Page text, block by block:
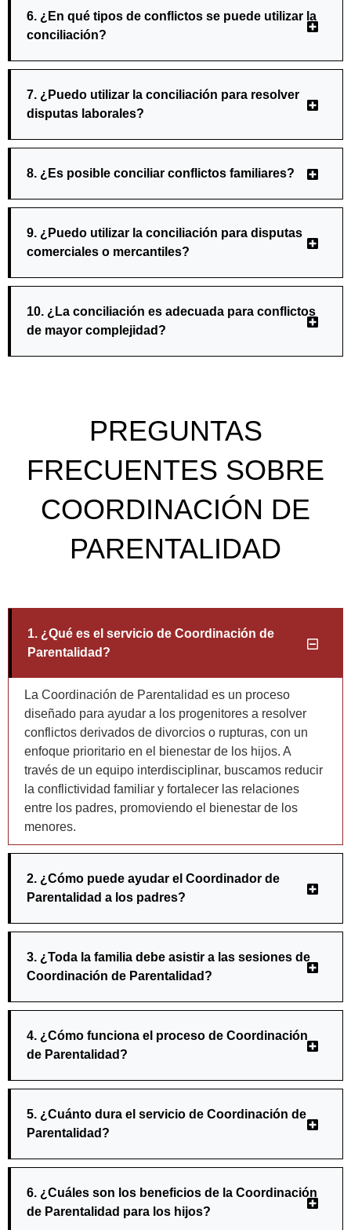
6. ¿En qué tipos de conflictos se puede utilizar la
conciliación?
7. ¿Puedo utilizar la conciliación para resolver
disputas laborales?
8. ¿Es posible conciliar conflictos familiares?
9. ¿Puedo utilizar la conciliación para disputas
comerciales o mercantiles?
10. ¿La conciliación es adecuada para conflictos
de mayor complejidad?
PREGUNTAS
FRECUENTES SOBRE
COORDINACIÓN DE
PARENTALIDAD
1. ¿Qué es el servicio de Coordinación de
Parentalidad?
La Coordinación de Parentalidad es un proceso
diseñado para ayudar a los progenitores a resolver
conflictos derivados de divorcios o rupturas, con un
enfoque prioritario en el bienestar de los hijos. A
través de un equipo interdisciplinar, buscamos reducir
la conflictividad familiar y fortalecer las relaciones
entre los padres, promoviendo el bienestar de los
menores.
2. ¿Cómo puede ayudar el Coordinador de
Parentalidad a los padres?
3. ¿Toda la familia debe asistir a las sesiones de
Coordinación de Parentalidad?
4. ¿Cómo funciona el proceso de Coordinación
de Parentalidad?
5. ¿Cuánto dura el servicio de Coordinación de
Parentalidad?
6. ¿Cuáles son los beneficios de la Coordinación
de Parentalidad para los hijos?